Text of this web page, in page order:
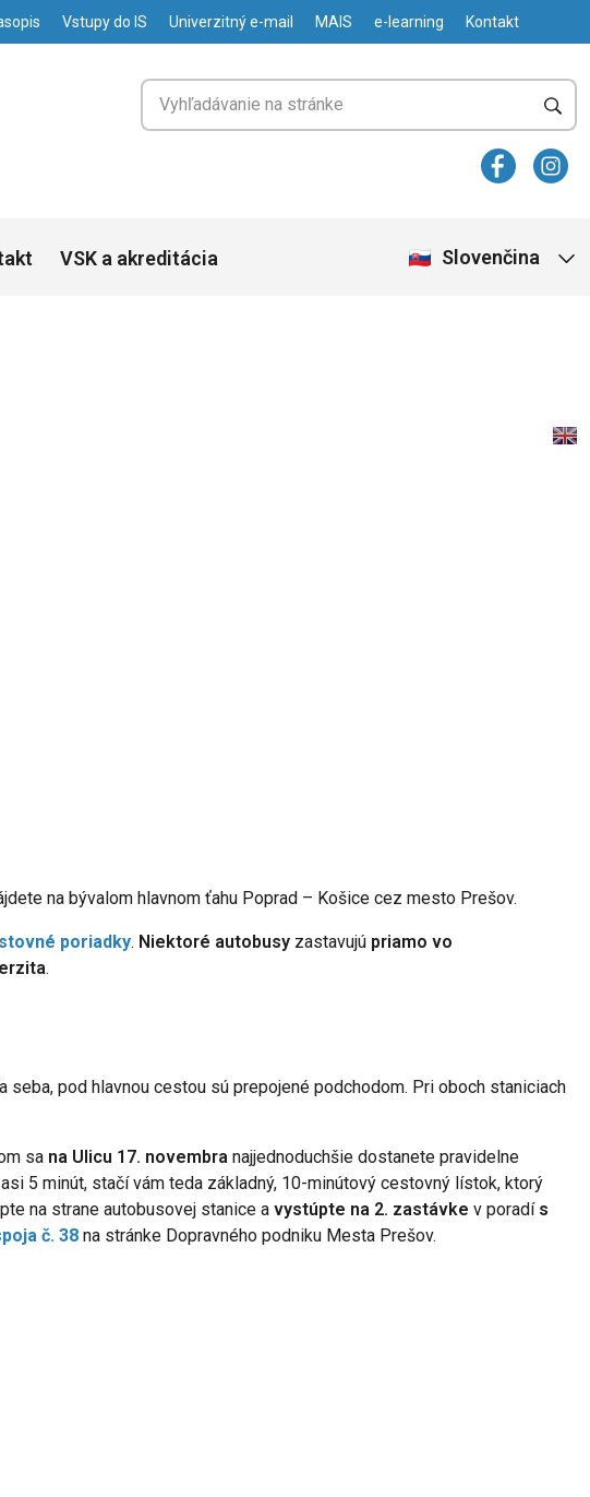
Vstupy do IS Univerzitný e-mail MAIS e-learning Kontakt
VSK a akreditácia Slovenčina
na bývalom hlavnom ťahu Poprad – Košice cez mesto Prešov.
poriadky. Niektoré autobusy zastavujú priamo vo
.
seba, pod hlavnou cestou sú prepojené podchodom. Pri oboch staniciach
sa na Ulicu 17. novembra najjednoduchšie dostanete pravidelne
5 minút, stačí vám teda základný, 10-minútový cestovný lístok, ktorý
na strane autobusovej stanice a vystúpte na 2. zastávke v poradí s
č. 38 na stránke Dopravného podniku Mesta Prešov.